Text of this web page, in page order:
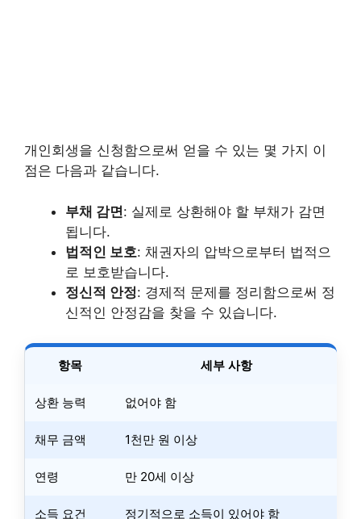
개인회생을 신청함으로써 얻을 수 있는 몇 가지 이
점은 다음과 같습니다.
부채 감면: 실제로 상환해야 할 부채가 감면
됩니다.
법적인 보호: 채권자의 압박으로부터 법적으
로 보호받습니다.
정신적 안정: 경제적 문제를 정리함으로써 정
신적인 안정감을 찾을 수 있습니다.
항목 세부 사항
상환 능력 없어야 함
채무 금액 1천만 원 이상
연령 만 20세 이상
소득 요건 정기적으로 소득이 있어야 함